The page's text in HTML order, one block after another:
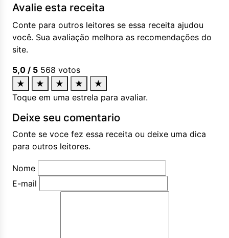
Avalie esta receita
Conte para outros leitores se essa receita ajudou
você. Sua avaliação melhora as recomendações do
site.
5,0 / 5 568 votos
★
★ ★ ★
★
Toque em uma estrela para avaliar.
Deixe seu comentario
Conte se voce fez essa receita ou deixe uma dica
para outros leitores.
Nome
E-mail